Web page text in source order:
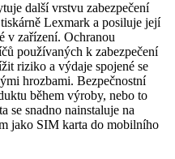
další vrstvu zabezpečení
Lexmark a posiluje její
v zařízení. Ochranou
používaných k zabezpečení
riziko a výdaje spojené se
hrozbami. Bezpečnostní
během výroby, nebo to
se snadno nainstaluje na
jako SIM karta do mobilního